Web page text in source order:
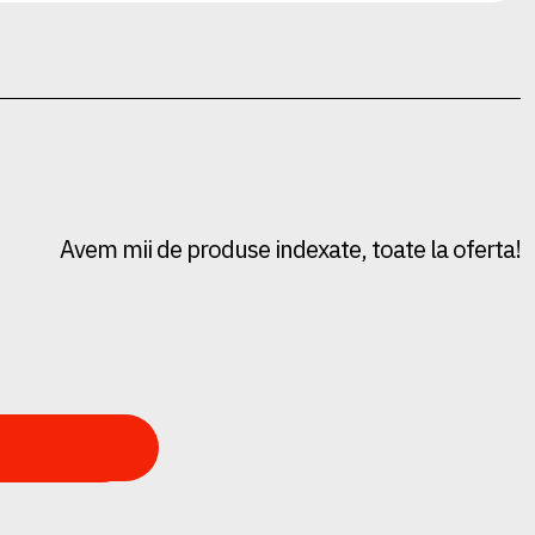
Avem mii de produse indexate, toate la oferta!